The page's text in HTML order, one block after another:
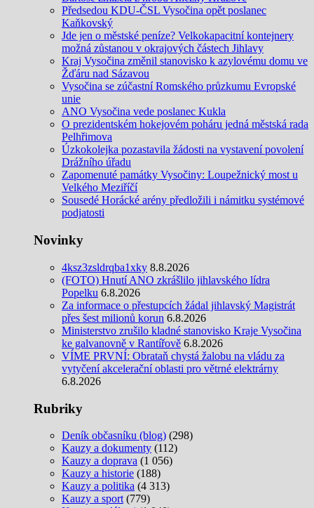
Předsedou KDU-ČSL Vysočina opět poslanec
Kaňkovský
Jde jen o městské peníze? Velkokapacitní kontejnery
možná zůstanou v okrajových částech Jihlavy
Kraj Vysočina změnil stanovisko k azylovému domu ve
Žďáru nad Sázavou
Vysočina se zúčastní Romského průzkumu Evropské
unie
ANO Vysočina vede poslanec Kukla
O prezidentském hokejovém poháru jedná městská rada
Pelhřimova
Úzkokolejka pozastavila žádosti na vystavení povolení
Drážního úřadu
Zapomenuté památky Vysočiny: Loupežnický most u
Velkého Meziříčí
Sousedé Horácké arény předložili i námitku systémové
podjatosti
Novinky
4ksz3zsldrqba1xky 8.8.2026
(FOTO) Hnutí ANO zkrášlilo jihlavského lídra
Popelku 6.8.2026
Za informace o přestupcích žádal jihlavský Magistrát
přes šest milionů korun 6.8.2026
Ministerstvo zrušilo kladné stanovisko Kraje Vysočina
ke galvanovně v Rantířově 6.8.2026
VÍME PRVNÍ: Obrataň chystá žalobu na vládu za
vytyčení akcelerační oblasti pro větrné elektrárny
6.8.2026
Rubriky
Deník občasníku (blog) (298)
Kauzy a dokumenty (112)
Kauzy a doprava (1 056)
Kauzy a historie (188)
Kauzy a politika (4 313)
Kauzy a sport (779)